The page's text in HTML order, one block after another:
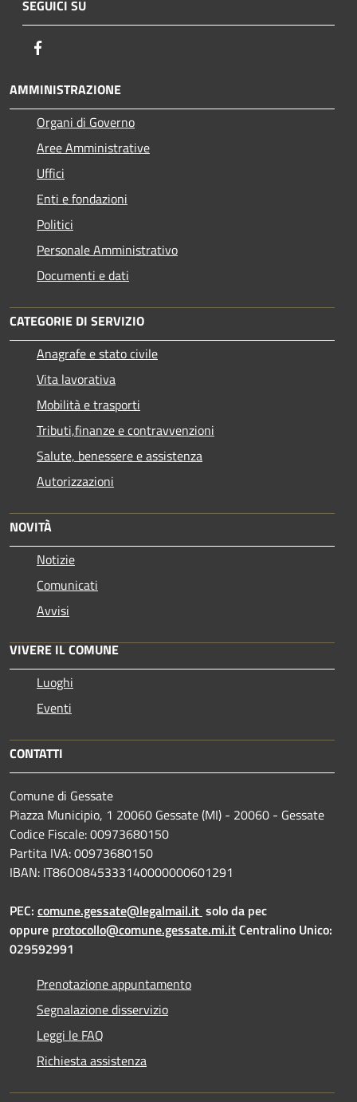
SEGUICI SU
AMMINISTRAZIONE
Organi di Governo
Aree Amministrative
Uffici
Enti e fondazioni
Politici
Personale Amministrativo
Documenti e dati
CATEGORIE DI SERVIZIO
Anagrafe e stato civile
Vita lavorativa
Mobilità e trasporti
Tributi,finanze e contravvenzioni
Salute, benessere e assistenza
Autorizzazioni
NOVITÀ
Notizie
Comunicati
Avvisi
VIVERE IL COMUNE
Luoghi
Eventi
CONTATTI
Comune di Gessate
Piazza Municipio, 1 20060 Gessate (MI) - 20060 - Gessate
Codice Fiscale: 00973680150
Partita IVA: 00973680150
IBAN: IT86O0845333140000000601291
PEC: comune.gessate@legalmail.it solo da pec
oppure protocollo@comune.gessate.mi.itCentralino Unico:
029592991
Prenotazione appuntamento
Segnalazione disservizio
Leggi le FAQ
Richiesta assistenza